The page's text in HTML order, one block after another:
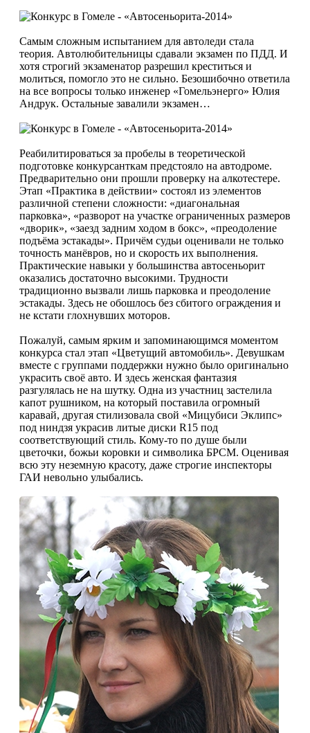
Самым сложным испытанием для автоледи стала
теория. Автолюбительницы сдавали экзамен по ПДД. И
хотя строгий экзаменатор разрешил креститься и
молиться, помогло это не сильно. Безошибочно ответила
на все вопросы только инженер «Гомельэнерго» Юлия
Андрук. Остальные завалили экзамен…
Реабилитироваться за пробелы в теоретической
подготовке конкурсанткам предстояло на автодроме.
Предварительно они прошли проверку на алкотестере.
Этап «Практика в действии» состоял из элементов
различной степени сложности: «диагональная
парковка», «разворот на участке ограниченных размеров
«дворик», «заезд задним ходом в бокс», «преодоление
подъёма эстакады». Причём судьи оценивали не только
точность манёвров, но и скорость их выполнения.
Практические навыки у большинства автосеньорит
оказались достаточно высокими. Трудности
традиционно вызвали лишь парковка и преодоление
эстакады. Здесь не обошлось без сбитого ограждения и
не кстати глохнувших моторов.
Пожалуй, самым ярким и запоминающимся моментом
конкурса стал этап «Цветущий автомобиль». Девушкам
вместе с группами поддержки нужно было оригинально
украсить своё авто. И здесь женская фантазия
разгулялась не на шутку. Одна из участниц застелила
капот рушником, на который поставила огромный
каравай, другая стилизовала свой «Мицубиси Эклипс»
под ниндзя украсив литые диски R15 под
соответствующий стиль. Кому-то по душе были
цветочки, божьи коровки и символика БРСМ. Оценивая
всю эту неземную красоту, даже строгие инспекторы
ГАИ невольно улыбались.